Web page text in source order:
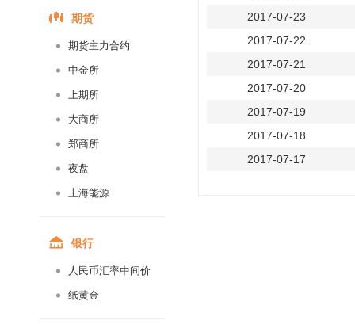
期货
期货主力合约
中金所
上期所
大商所
郑商所
夜盘
上海能源
银行
人民币汇率中间价
纸黄金
2017-07-23
2017-07-22
2017-07-21
2017-07-20
2017-07-19
2017-07-18
2017-07-17